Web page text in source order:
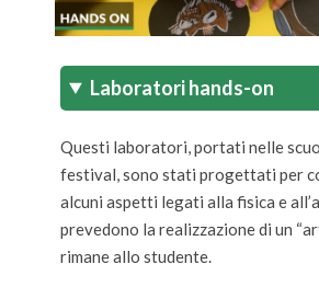
Laboratori hands-on
Questi laboratori, portati nelle
festival, sono stati progettati per
alcuni aspetti legati alla fisica e
prevedono la realizzazione di un
rimane allo studente.